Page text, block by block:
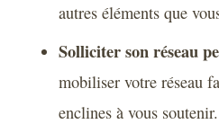
autres éléments que
Solliciter son réseau
mobiliser votre réseau
enclines à vous soutenir.